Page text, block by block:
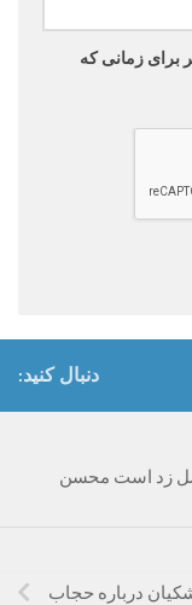
برای زمانی که
دنبال کنید:
زد است محسن
درباره حجاب